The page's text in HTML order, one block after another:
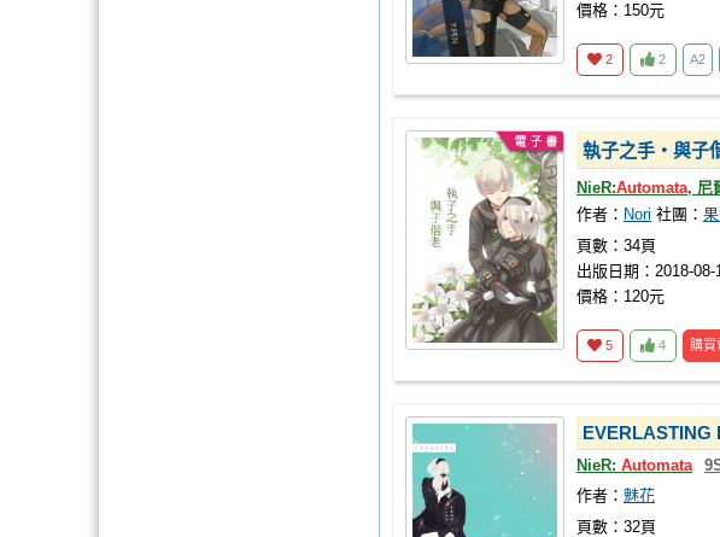
價格：150元
2 2 A2
執子之手‧與子
NieR:Automata, 尼
作者： Nori 社團：
頁數：34頁
出版日期：2018-08-
價格：120元
5 4 購買
EVERLASTING
NieR: Automata
作者： 魅花
頁數：32頁